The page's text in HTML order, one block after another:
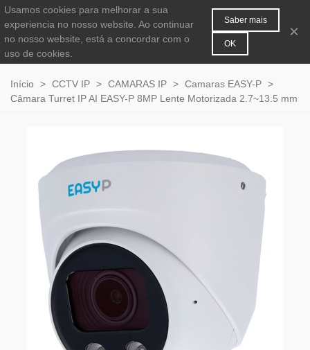
0
Início > CCTV IP > CAMARAS IP > Camaras EASY-P >
Câmara Turret IP AI EASY-P 8MP Lente Motorizada 2.7~13.5 mm
Usamos cookies para melhorar a sua
experiencia no nosso website. Ao continuar
no nosso website, está a concordar com o
uso de cookies.
Saber mais
OK
×